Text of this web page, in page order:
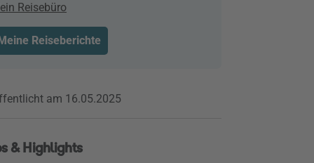
Reisebüro
Reiseberichte
am 16.05.2025
& Highlights